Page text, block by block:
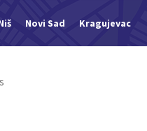
Novi Sad Kragujevac